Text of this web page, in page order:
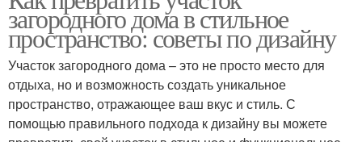
загородного дома в стильное
пространство: советы по дизайну
Участок загородного дома – это не просто место для
отдыха, но и возможность создать уникальное
пространство, отражающее ваш вкус и стиль. С
помощью правильного подхода к дизайну вы можете